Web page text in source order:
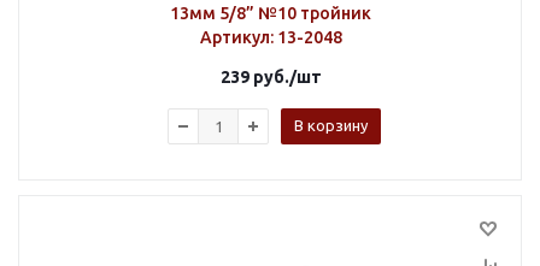
13мм 5/8” №10 тройник
Артикул: 13-2048
239руб./шт
В корзину